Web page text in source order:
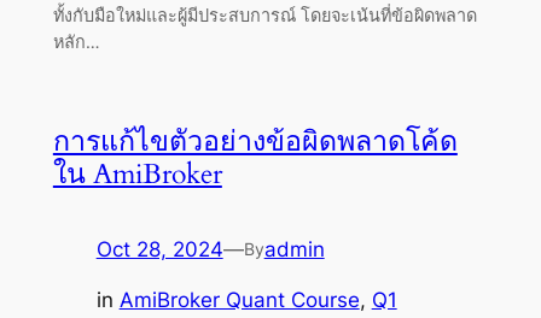
ทั้งกับมือใหม่และผู้มีประสบการณ์ โดยจะเน้นที่ข้อผิดพลาด
หลัก…
การแก้ไขตัวอย่างข้อผิดพลาดโค้ด
ใน AmiBroker
Oct 28, 2024—Byadmin
in AmiBroker Quant Course, Q1